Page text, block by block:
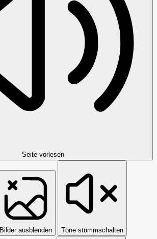
Seite vorlesen
Bilder ausblenden Töne stummschalten